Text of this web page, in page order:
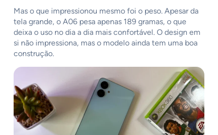
Mas o que impressionou mesmo foi o peso. Apesar da
tela grande, o A06 pesa apenas 189 gramas, o que
deixa o uso no dia a dia mais confortável. O design em
si não impressiona, mas o modelo ainda tem uma boa
construção.